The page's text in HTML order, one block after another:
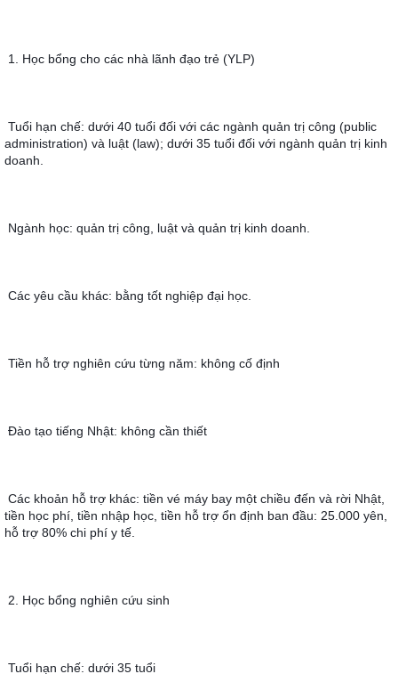
1. Học bổng cho các nhà lãnh đạo trẻ (YLP)
Tuổi hạn chế: dưới 40 tuổi đối với các ngành quản trị công (public
administration) và luật (law); dưới 35 tuổi đối với ngành quản trị kinh
doanh.
Ngành học: quản trị công, luật và quản trị kinh doanh.
Các yêu cầu khác: bằng tốt nghiệp đại học.
Tiền hỗ trợ nghiên cứu từng năm: không cố định
Đào tạo tiếng Nhật: không cần thiết
Các khoản hỗ trợ khác: tiền vé máy bay một chiều đến và rời Nhật,
tiền học phí, tiền nhập học, tiền hỗ trợ ổn định ban đầu: 25.000 yên,
hỗ trợ 80% chi phí y tế.
2. Học bổng nghiên cứu sinh
Tuổi hạn chế: dưới 35 tuổi